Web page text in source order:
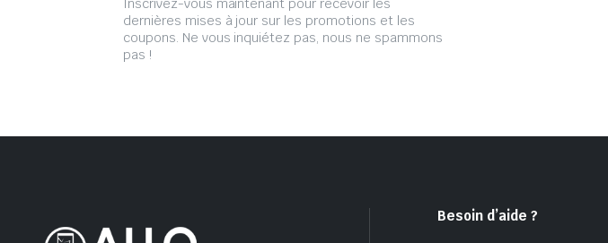
Inscrivez-vous maintenant pour recevoir les
dernières mises à jour sur les promotions et les
coupons. Ne vous inquiétez pas, nous ne spammons
pas !
Besoin d’aide ?